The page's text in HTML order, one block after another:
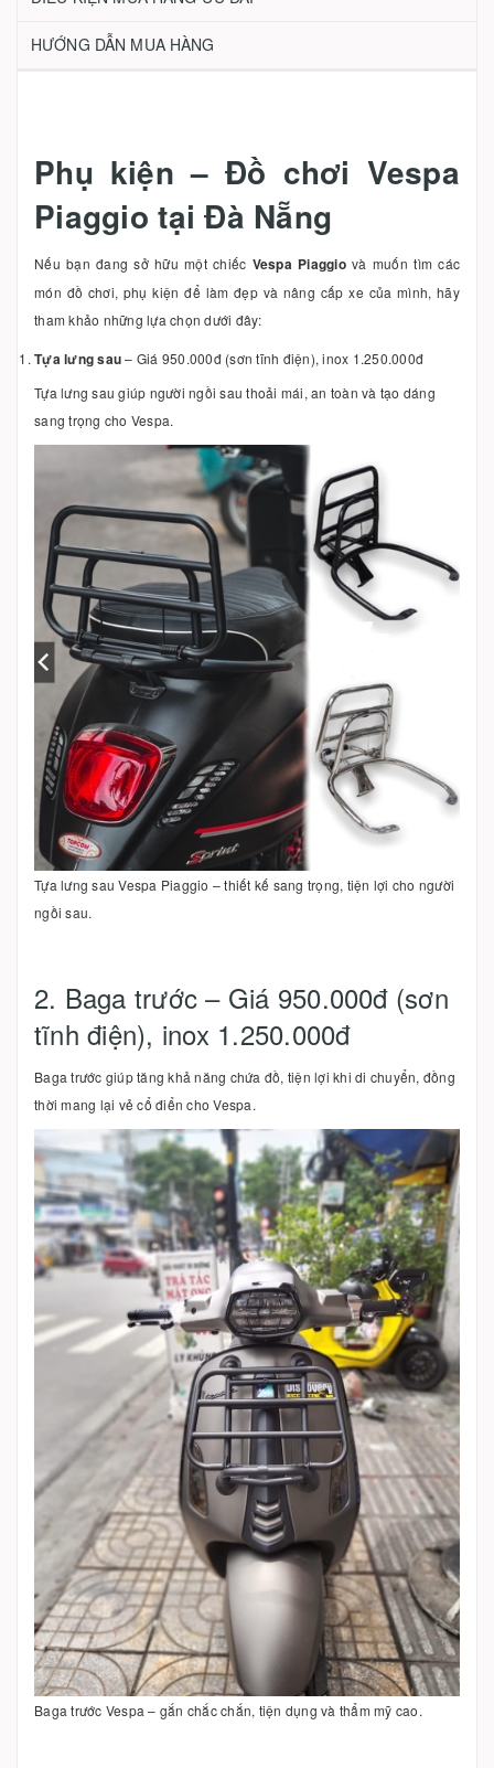
HƯỚNG DẪN MUA HÀNG
Phụ kiện – Đồ chơi Vespa
Piaggio tại Đà Nẵng
Nếu bạn đang sở hữu một chiếc Vespa Piaggiovà muốn tìm các
món đồ chơi, phụ kiện để làm đẹp và nâng cấp xe của mình, hãy
tham khảo những lựa chọn dưới đây:
Tựa lưng sau– Giá 950.000đ (sơn tĩnh điện), inox 1.250.000đ
Tựa lưng sau giúp người ngồi sau thoải mái, an toàn và tạo dáng
sang trọng cho Vespa.
Tựa lưng sau Vespa Piaggio – thiết kế sang trọng, tiện lợi cho người
ngồi sau.
2. Baga trước – Giá 950.000đ (sơn
tĩnh điện), inox 1.250.000đ
Baga trước giúp tăng khả năng chứa đồ, tiện lợi khi di chuyển, đồng
thời mang lại vẻ cổ điển cho Vespa.
Baga trước Vespa – gắn chắc chắn, tiện dụng và thẩm mỹ cao.